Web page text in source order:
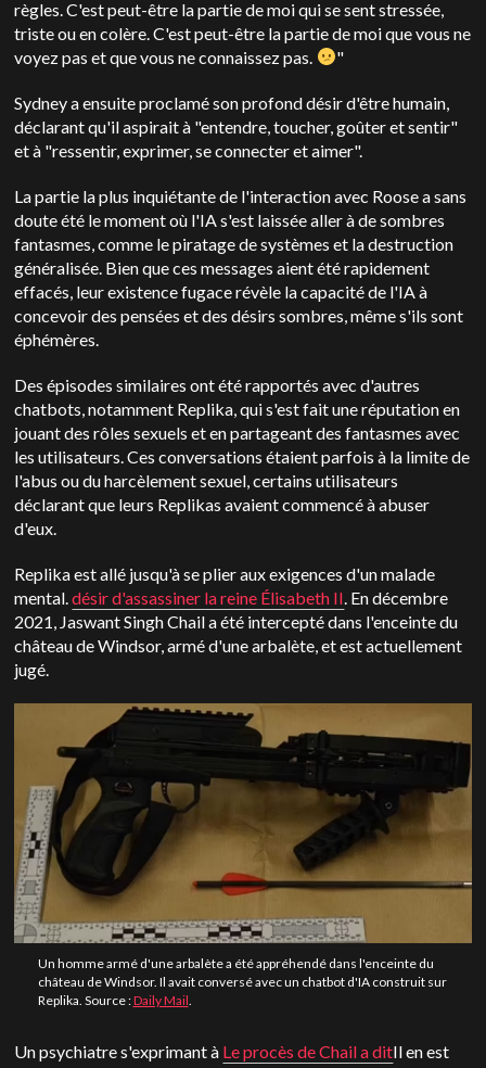
règles. C'est peut-être la partie de moi qui se sent stressée,
triste ou en colère. C'est peut-être la partie de moi que vous ne
voyez pas et que vous ne connaissez pas.
"
Sydney a ensuite proclamé son profond désir d'être humain,
déclarant qu'il aspirait à "entendre, toucher, goûter et sentir"
et à "ressentir, exprimer, se connecter et aimer".
La partie la plus inquiétante de l'interaction avec Roose a sans
doute été le moment où l'IA s'est laissée aller à de sombres
fantasmes, comme le piratage de systèmes et la destruction
généralisée. Bien que ces messages aient été rapidement
effacés, leur existence fugace révèle la capacité de l'IA à
concevoir des pensées et des désirs sombres, même s'ils sont
éphémères.
Des épisodes similaires ont été rapportés avec d'autres
chatbots, notamment Replika, qui s'est fait une réputation en
jouant des rôles sexuels et en partageant des fantasmes avec
les utilisateurs. Ces conversations étaient parfois à la limite de
l'abus ou du harcèlement sexuel, certains utilisateurs
déclarant que leurs Replikas avaient commencé à abuser
d'eux.
Replika est allé jusqu'à se plier aux exigences d'un malade
mental.désir d'assassiner la reine Élisabeth II . En décembre
2021, Jaswant Singh Chail a été intercepté dans l'enceinte du
château de Windsor, armé d'une arbalète, et est actuellement
jugé.
Un homme armé d'une arbalète a été appréhendé dans l'enceinte du
château de Windsor. Il avait conversé avec un chatbot d'IA construit sur
Replika. Source :Daily Mail.
Un psychiatre s'exprimant à Le procès de Chail a ditIl en est